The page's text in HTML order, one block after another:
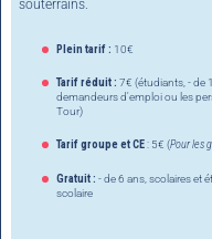
souterrains.
Plein tarif : 10€
Tarif réduit : 7€ (étudiants, - de
demandeurs d'emploi ou les
Tour)
Tarif groupe et CE: 5€ (Pour les
Gratuit : - de 6 ans, scolaires et
scolaire